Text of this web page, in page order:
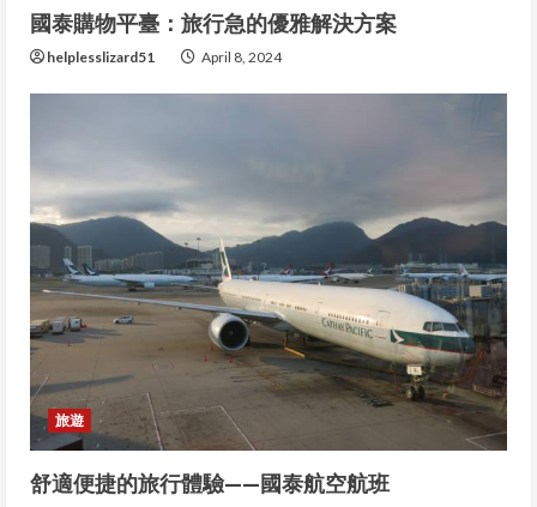
i
n
國泰購物平臺：旅行急的優雅解決方案
helplesslizard51 April 8, 2024
旅遊
舒適便捷的旅行體驗——國泰航空航班